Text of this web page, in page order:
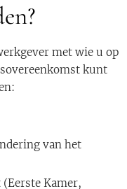
met wie u op
kunt
van het
(Eerste Kamer,